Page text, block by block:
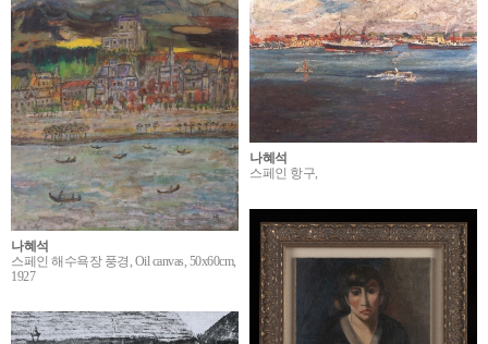
나혜석
스페인 해수욕장 풍경, Oil canvas, 50x60cm,
1927
나혜석
스페인 항구,